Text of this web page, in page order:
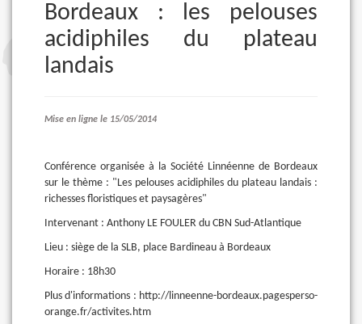
Bordeaux : les pelouses
acidiphiles du plateau
landais
Mise en ligne le 15/05/2014
Conférence organisée à la Société Linnéenne de Bordeaux
sur le thème : "Les pelouses acidiphiles du plateau landais :
richesses floristiques et paysagères"
Intervenant : Anthony LE FOULER du CBN Sud-Atlantique
Lieu : siège de la SLB, place Bardineau à Bordeaux
Horaire : 18h30
Plus d'informations : http://linneenne-bordeaux.pagesperso-
orange.fr/activites.htm